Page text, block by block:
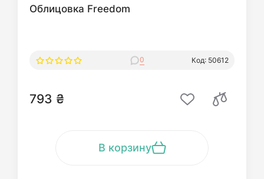
Облицовка Freedom
0 Код: 50612
793 ₴
В корзину